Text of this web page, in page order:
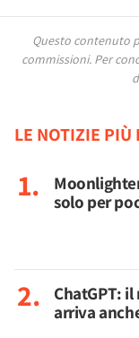
Questo contenuto
commissioni. Per
LE NOTIZIE PIÙ
solo per
ChatGPT:
arriva